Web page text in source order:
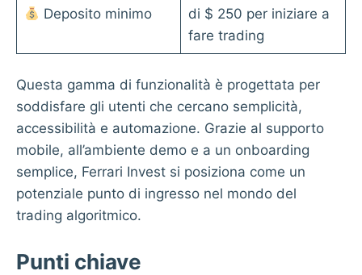
Deposito minimo
di $ 250 per iniziare a
fare trading
Questa gamma di funzionalità è progettata per
soddisfare gli utenti che cercano semplicità,
accessibilità e automazione. Grazie al supporto
mobile, all’ambiente demo e a un onboarding
semplice, Ferrari Invest si posiziona come un
potenziale punto di ingresso nel mondo del
trading algoritmico.
Punti chiave